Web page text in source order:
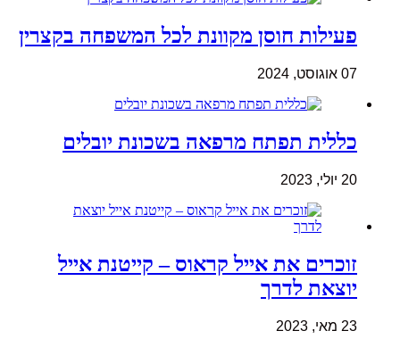
פעילות חוסן מקוונת לכל המשפחה בקצרין
07 אוגוסט, 2024
כללית תפתח מרפאה בשכונת יובלים
20 יולי, 2023
זוכרים את אייל קראוס – קייטנת אייל
יוצאת לדרך
23 מאי, 2023